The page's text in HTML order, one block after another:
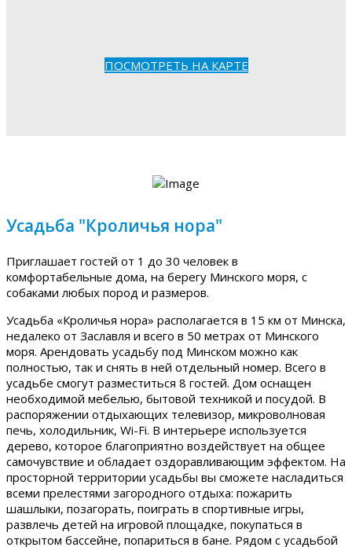
ПОСМОТРЕТЬ НА КАРТЕ
Усадьба "Кроличья нора"
Приглашает гостей от 1 до 30 человек в
комфортабельные дома, на берегу Минского моря, с
собаками любых пород и размеров.
Усадьба «Кроличья нора» располагается в 15 км от Минска,
недалеко от Заславля и всего в 50 метрах от Минского
моря. Арендовать усадьбу под Минском можно как
полностью, так и снять в ней отдельный номер. Всего в
усадьбе смогут разместиться 8 гостей. Дом оснащен
необходимой мебелью, бытовой техникой и посудой. В
распоряжении отдыхающих телевизор, микроволновая
печь, холодильник, Wi-Fi. В интерьере используется
дерево, которое благоприятно воздействует на общее
самочувствие и обладает оздоравливающим эффектом. На
просторной территории усадьбы вы сможете насладиться
всеми прелестями загородного отдыха: пожарить
шашлыки, позагорать, поиграть в спортивные игры,
развлечь детей на игровой площадке, покупаться в
открытом бассейне, попариться в бане. Рядом с усадьбой